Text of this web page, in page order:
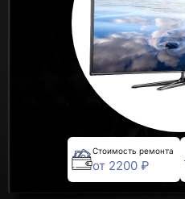
Стоимость ремонта
от 2200 ₽